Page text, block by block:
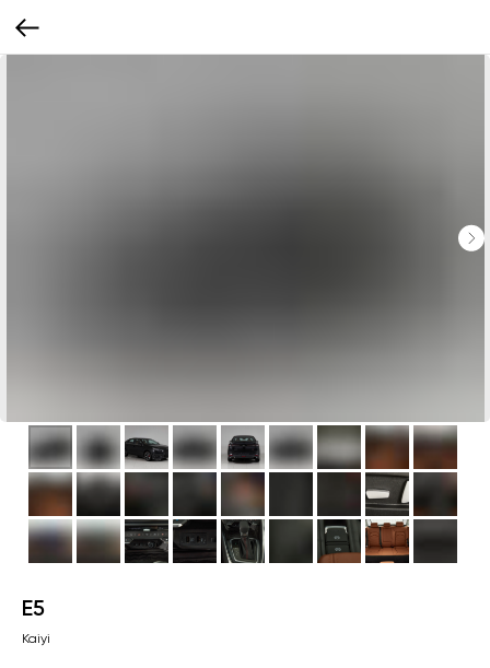
E5
Kaiyi